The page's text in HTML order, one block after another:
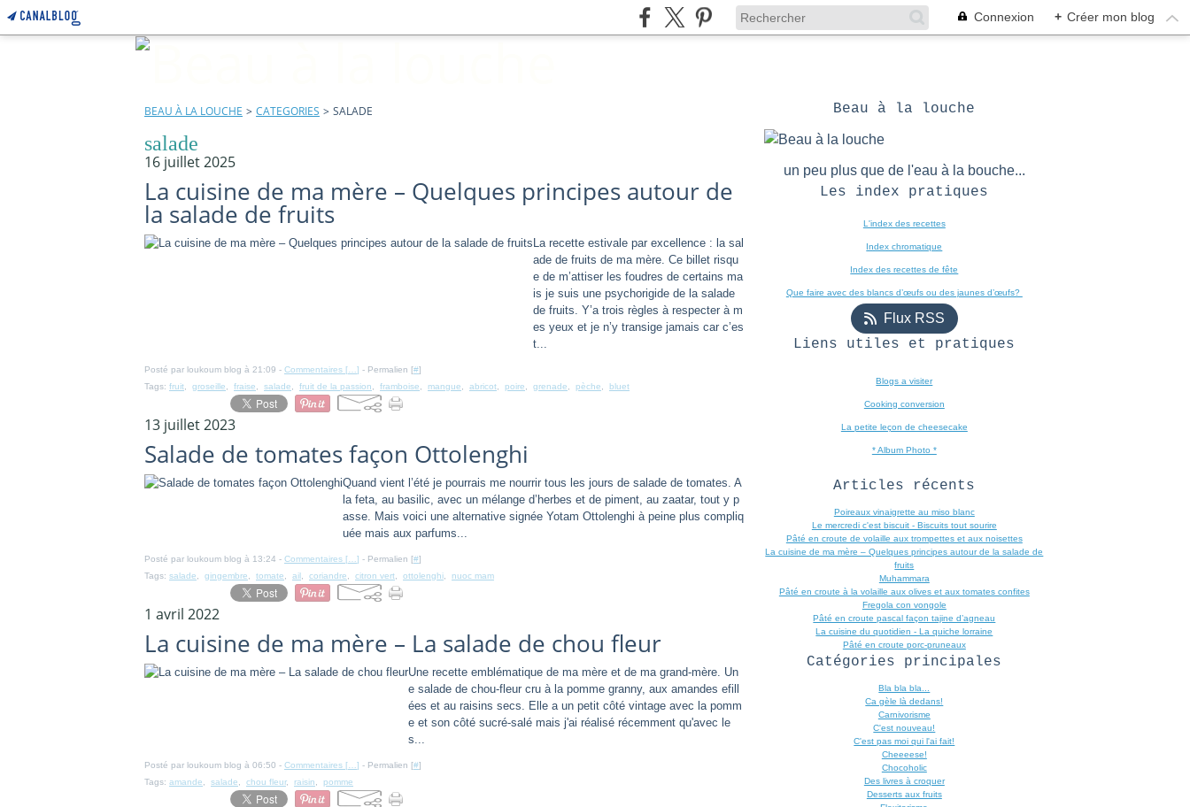
Connexion + Créer mon blog
BEAU À LA LOUCHE > CATEGORIES > SALADE
salade
16 juillet 2025
La cuisine de ma mère – Quelques principes autour de
la salade de fruits
La recette estivale par excellence : la sal
ade de fruits de ma mère. Ce billet risqu
e de m’attiser les foudres de certains ma
is je suis une psychorigide de la salade
de fruits. Y’a trois règles à respecter à m
es yeux et je n’y transige jamais car c’es
t...
Posté par loukoum blog à 21:09 - Commentaires [ ] - Permalien [#]
Tags: fruit groseille fraise salade fruit de la passion framboise mangue abricot poire grenade pèche bluet
13 juillet 2023
Salade de tomates façon Ottolenghi
Quand vient l’été je pourrais me nourrir tous les jours de salade de tomates. A
la feta, au basilic, avec un mélange d’herbes et de piment, au zaatar, tout y p
asse. Mais voici une alternative signée Yotam Ottolenghi à peine plus compliq
uée mais aux parfums...
Posté par loukoum blog à 13:24 - Commentaires [ ] - Permalien [#]
Tags: salade gingembre tomate ail coriandre citron vert ottolenghi nuoc mam
1 avril 2022
La cuisine de ma mère – La salade de chou fleur
Une recette emblématique de ma mère et de ma grand-mère. Un
e salade de chou-fleur cru à la pomme granny, aux amandes efill
ées et au raisins secs. Elle a un petit côté vintage avec la pomm
e et son côté sucré-salé mais j'ai réalisé récemment qu'avec le
s...
Posté par loukoum blog à 06:50 - Commentaires [ ] - Permalien [#]
Tags: amande salade chou fleur, raisin pomme
Beau à la louche
un peu plus que de l'eau à la bouche...
Les index pratiques
L'index des recettes
Index chromatique
Index des recettes de fête
Que faire avec des blancs d’œufs ou des jaunes d’œufs?
Flux RSS
Liens utiles et pratiques
Blogs a visiter
Cooking conversion
La petite leçon de cheesecake
* Album Photo *
Articles récents
Poireaux vinaigrette au miso blanc
Le mercredi c'est biscuit - Biscuits tout sourire
Pâté en croute de volaille aux trompettes et aux noisettes
La cuisine de ma mère – Quelques principes autour de la salade de
fruits
Muhammara
Pâté en croute à la volaille aux olives et aux tomates confites
Fregola con vongole
Pâté en croute pascal façon tajine d’agneau
La cuisine du quotidien - La quiche lorraine
Pâté en croute porc-pruneaux
Catégories principales
Bla bla bla...
Ca gèle là dedans!
Carnivorisme
C'est nouveau!
C'est pas moi qui l'ai fait!
Cheeeese!
Chocoholic
Des livres à croquer
Desserts aux fruits